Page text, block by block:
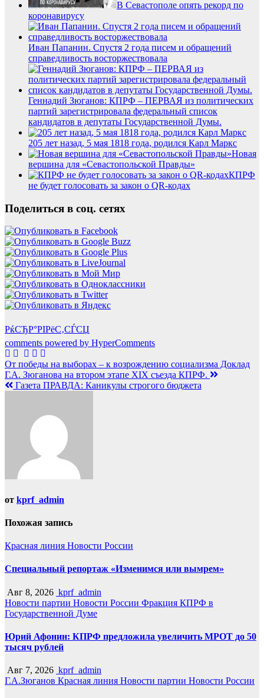
В Севастополе опять рекорд по
коронавирусу
Иван Папанин. Спустя 2 года писем и обращений
справедливость восторжествовала
Геннадий Зюганов: КПРФ – ПЕРВАЯ из политических
партий зарегистрировала федеральный список
кандидатов в депутаты Государственной Думы.
205 лет назад, 5 мая 1818 года, родился Карл Маркс
Новая
вершина для «Севастопольской Правды»
КПРФ
не будет голосовать за закон о QR-кодах
Поделиться в соц. сетях
РќСЂР°РІРёС‚СЃСЏ
comments powered by HyperComments
Навигация
по
От победы на выборах – к возрождению социализма Доклад
Г.А. Зюганова на втором этапе XIX съезда КПРФ.
Газета ПРАВДА: Каникулы строгого бюджета
от kprf_admin
Похожая запись
Красная линия Новости России
Специальный репортаж «Изменимся или вымрем»
Авг 8, 2026 kprf_admin
Новости партии Новости России Фракция КПРФ в
Государственной Думе
Юрий Афонин: КПРФ предложила увеличить МРОТ до 50
тысяч рублей
Авг 7, 2026 kprf_admin
Г.А.Зюганов Красная линия Новости партии Новости России